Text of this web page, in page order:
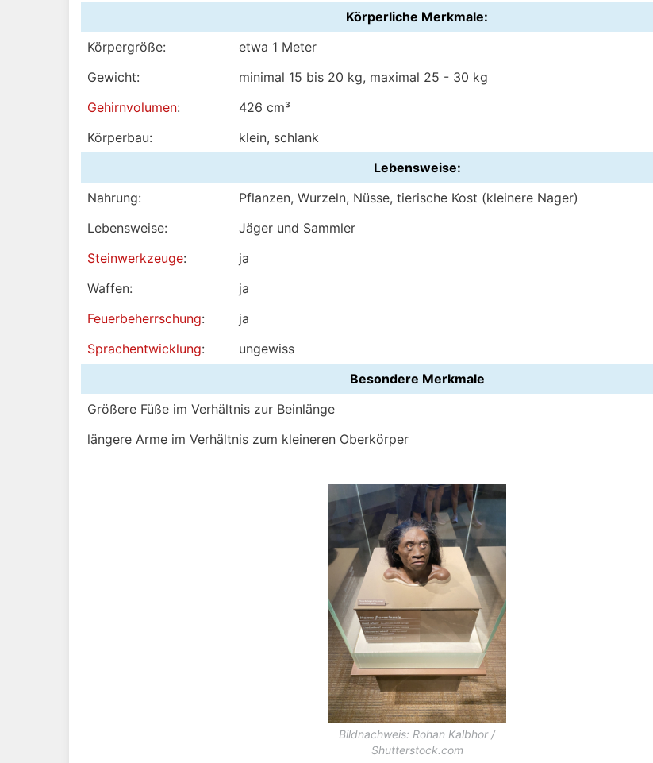
Körperliche Merkmale:
Körpergröße:
etwa 1 Meter
Gewicht:
minimal 15 bis 20 kg, maximal 25 - 30 kg
Gehirnvolumen:
426 cm³
Körperbau:
klein, schlank
Lebensweise:
Nahrung:
Pflanzen, Wurzeln, Nüsse, tierische Kost (kleinere Nager)
Lebensweise:
Jäger und Sammler
Steinwerkzeuge:
ja
Waffen:
ja
Feuerbeherrschung:
ja
Sprachentwicklung:
ungewiss
Besondere Merkmale
Größere Füße im Verhältnis zur Beinlänge
längere Arme im Verhältnis zum kleineren Oberkörper
Bildnachweis: Rohan Kalbhor /
Shutterstock.com